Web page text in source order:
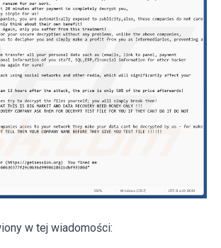
w tej wiadomości: